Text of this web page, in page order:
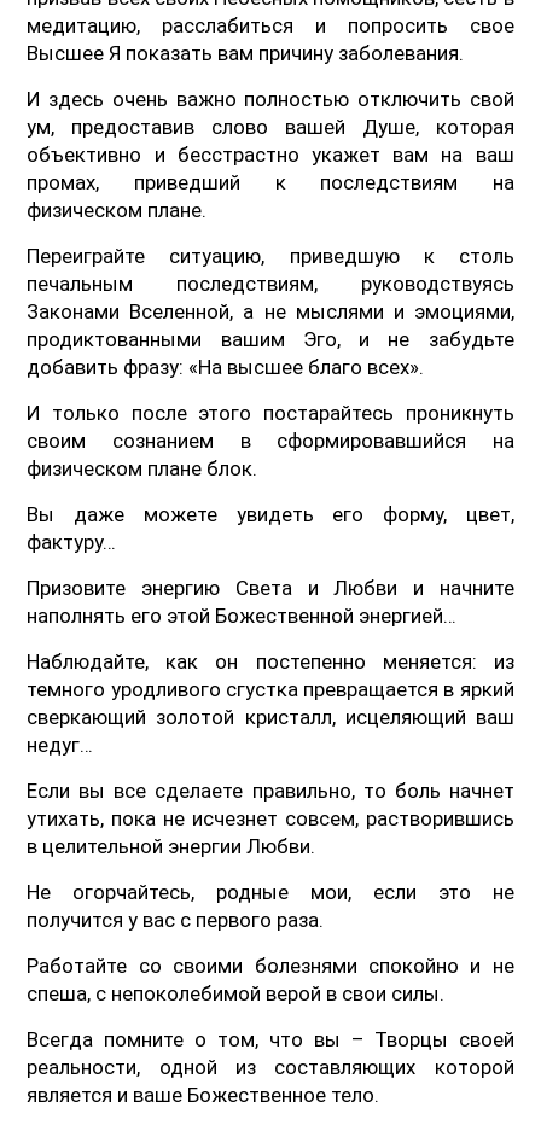
медитацию, расслабиться и попросить свое
Высшее Я показать вам причину заболевания.
И здесь очень важно полностью отключить свой
ум, предоставив слово вашей Душе, которая
объективно и бесстрастно укажет вам на ваш
промах, приведший к последствиям на
физическом плане.
Переиграйте ситуацию, приведшую к столь
печальным последствиям, руководствуясь
Законами Вселенной, а не мыслями и эмоциями,
продиктованными вашим Эго, и не забудьте
добавить фразу: «На высшее благо всех».
И только после этого постарайтесь проникнуть
своим сознанием в сформировавшийся на
физическом плане блок.
Вы даже можете увидеть его форму, цвет,
фактуру…
Призовите энергию Света и Любви и начните
наполнять его этой Божественной энергией…
Наблюдайте, как он постепенно меняется: из
темного уродливого сгустка превращается в яркий
сверкающий золотой кристалл, исцеляющий ваш
недуг…
Если вы все сделаете правильно, то боль начнет
утихать, пока не исчезнет совсем, растворившись
в целительной энергии Любви.
Не огорчайтесь, родные мои, если это не
получится у вас с первого раза.
Работайте со своими болезнями спокойно и не
спеша, с непоколебимой верой в свои силы.
Всегда помните о том, что вы – Творцы своей
реальности, одной из составляющих которой
является и ваше Божественное тело.